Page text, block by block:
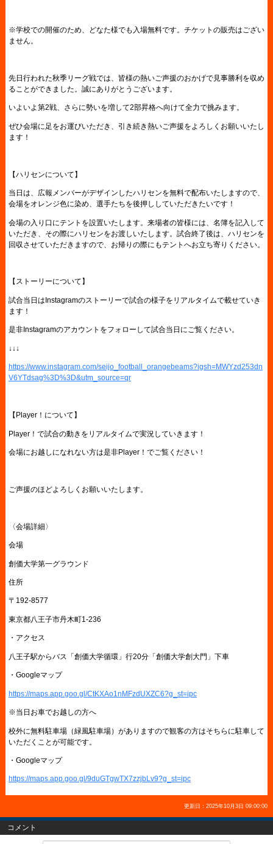
※学校での開催のため、どなた様でも入場無料です。チケットの販売はござい
ません。
先日行われた秋季リーグ戦では、皆様の熱いご声援のおかげで見事勝利を収め
ることができました。誠にありがとうございます。
いよいよ第2戦、さらに勢いを増して2部昇格へ向けて全力で挑みます。
ぜひ会場に足をお運びいただき、引き続き熱いご声援をよろしくお願いいたし
ます！
【ハリセンについて】
当日は、広報メンバーがデザインしたハリセンを無料で配布いたしますので、
会場をオレンジ色に染め、選手たちを後押ししていただきたいです！
会場の入り口にテントを設置いたします。来場者の皆様には、名簿を記入して
いただき、その際にハリセンをお渡しいたします。試合終了後は、ハリセンを
回収させていただきますので、お帰りの際にもテントへお立ち寄りください。
【ストーリーについて】
試合当日はInstagramのストーリーで試合の様子をリアルタイムで載せていき
ます！
是非Instagramのアカウントをフォローして試合当日にご覧ください。
↓↓↓
https://www.instagram.com/seijo_football_orangebeams?igsh=MWYzd253dn
V6YTdsag%3D%3D&utm_source=qr
【Player！について】
Player！で試合の動きをリアルタイムで実況していきます！
会場にお越しになれない方は是非Player！でご覧ください！
ご声援のほどよろしくお願いいたします。
〈会場詳細〉
会場
創価大学第一グラウンド
住所
〒192-8577
東京都八王子市丹木町1-236
・アクセス
八王子駅からバス「創価大学循環」行20分「創価大学創大門」下車
・Googleマップ
https://maps.app.goo.gl/CtKXAo1nMFzdUXZC6?g_st=ipc
※当日お車でお越しの方へ
校外に無料駐車場（緑風駐車場）がありますので観客の方はそちらに駐車して
いただくことが可能です。
・Googleマップ
https://maps.app.goo.gl/9duGTgwTX7zzjbLv9?g_st=ipc
更新日：2025年10月3日 09:00:00
コメント